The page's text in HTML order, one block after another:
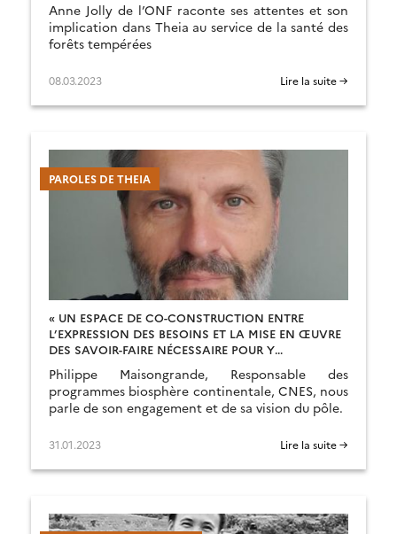
TERRE
Anne Jolly de l’ONF raconte ses attentes et son
implication dans Theia au service de la santé des
forêts tempérées
08.03.2023 Lire la suite →
PAROLES DE THEIA
« UN ESPACE DE CO-CONSTRUCTION ENTRE
L’EXPRESSION DES BESOINS ET LA MISE EN ŒUVRE
DES SAVOIR-FAIRE NÉCESSAIRE POUR Y
Philippe Maisongrande, Responsable des
programmes biosphère continentale, CNES, nous
parle de son engagement et de sa vision du pôle.
31.01.2023 Lire la suite →